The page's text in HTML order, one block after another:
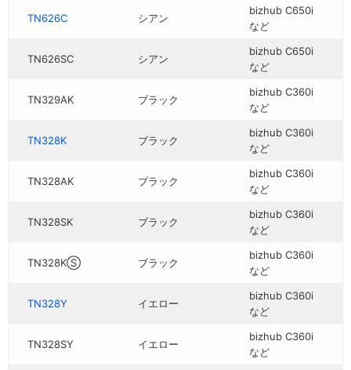
TN626C シアン
bizhub C650i
など
TN626SC シアン
bizhub C650i
など
TN329AK ブラック
bizhub C360i
など
TN328K ブラック
bizhub C360i
など
TN328AK ブラック
bizhub C360i
など
TN328SK ブラック
bizhub C360i
など
TN328KⓈ ブラック
bizhub C360i
など
TN328Y イエロー
bizhub C360i
など
TN328SY イエロー
bizhub C360i
など